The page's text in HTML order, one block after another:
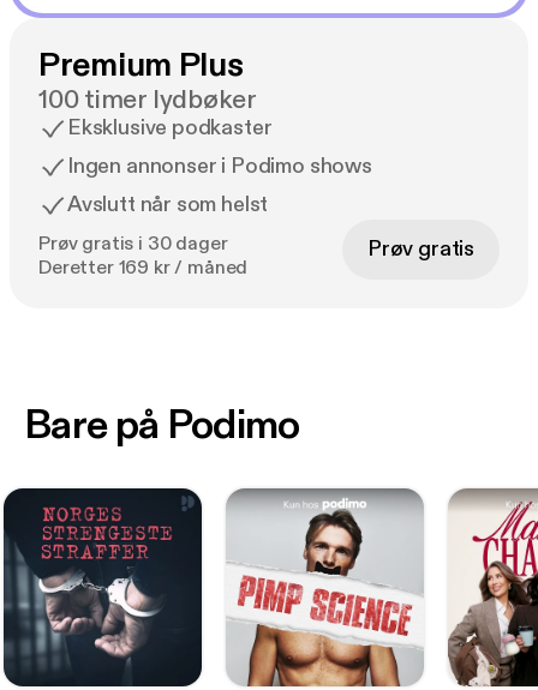
Premium Plus
100 timer lydbøker
Eksklusive podkaster
Ingen annonser i Podimo shows
Avslutt når som helst
Prøv gratis i 30 dager
Deretter 169 kr / måned
Prøv gratis
Bare på Podimo